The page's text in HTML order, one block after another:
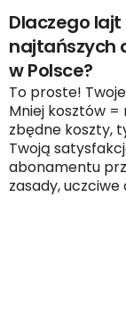
Dlaczego
najtańszych
w Polsce?
To proste!
Mniej kosztów =
zbędne koszty,
Twoją
abonamentu
zasady, uczciwe